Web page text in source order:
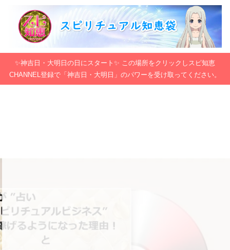
✨神吉日・大明日の日にスタート✨ この場所をクリックしスピ知恵
CHANNEL登録で「神吉日・大明日」のパワーを受け取ってください。